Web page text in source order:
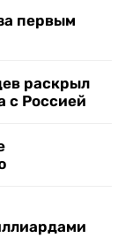
первым
раскрыл
с Россией